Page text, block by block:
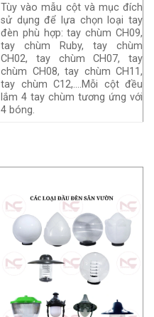
Tùy vào mẫu cột và mục đích
sử dụng để lựa chọn loại tay
đèn phù hợp: tay chùm CH09,
tay chùm Ruby, tay chùm
CH02, tay chùm CH07, tay
chùm CH08, tay chùm CH11,
tay chùm C12,….Mỗi cột đều
lắm 4 tay chùm tương ứng với
4 bóng.